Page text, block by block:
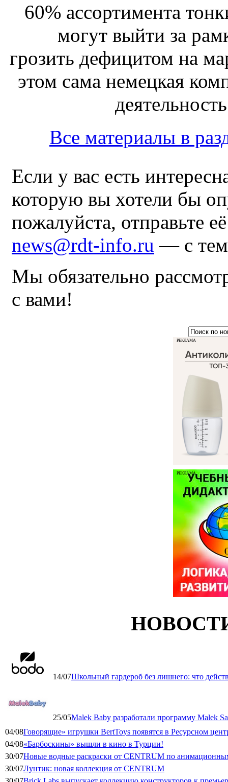
60% ассортимента
могут выйти за
грозить дефицитом на
этом сама немецкая
Все материалы в
Если у вас есть
которую вы хотели бы
пожалуйста, отправьте
news@rdt-info.ru — с
Мы обязательно
с вами!
РЕКЛАМА
РЕКЛАМА
14/07Школьный гардероб без лишнего: что
25/05Malek Baby разработали программу Malek
04/08Говорящие» игрушки BertToys появятся в Ресурсном
04/08«Барбоскины» вышли в кино в Турции!
30/07Новые водные раскраски от CENTRUM по
30/07Лунтик: новая коллекция от CENTRUM